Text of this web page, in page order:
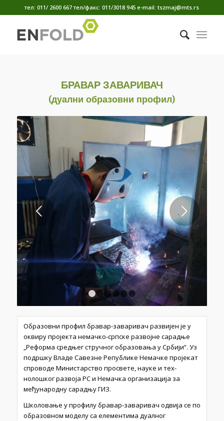
тел: 011/ 2600 667 тел/факс: 011/3018 945 е-mail: tszmaj@mts.rs
БРАВАР ЗАВАРИВАЧ
(дуални образовни профил)
Next
2 3 4 6
Образовни профил бравар-заваривач развијен је у
оквиру пројекта немачко-српске развојне сарадње
„Реформа средњег стручног образовања у Србији“. Уз
подршку Владе Савезне Републике Немачке пројекат
спроводе Министарство просвете, науке и тех­
нолошког развоја РС и Немачка организација за
међународну сарадњу ГИЗ.
Школовање у профилу бравар-заваривач одвија се по
образовном моделу са елементима дуалног